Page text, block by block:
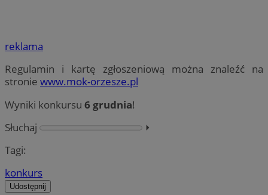
reklama
Regulamin i kartę zgłoszeniową można znaleźć na
stronie www.mok-orzesze.pl
Wyniki konkursu 6 grudnia!
Słuchaj
⏵︎
Tagi:
konkurs
Udostępnij